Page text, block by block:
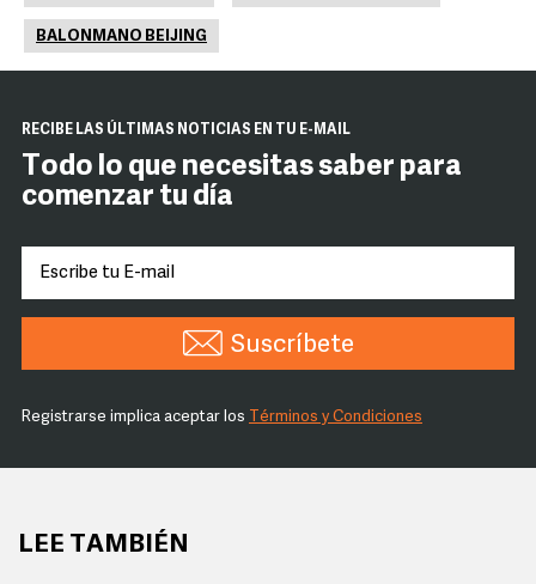
BALONMANO BEIJING
RECIBE LAS ÚLTIMAS NOTICIAS EN TU E-MAIL
Todo lo que necesitas saber para
comenzar tu día
Suscríbete
Registrarse implica aceptar los Términos y Condiciones
LEE TAMBIÉN